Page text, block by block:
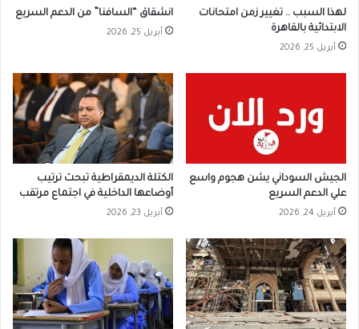
لهذا السبب .. تغيير زمن امتحانات
الابتدائية بالقاهرة
أبريل 25, 2026
انشقاق “السافنا” من الدعم السريع
أبريل 25, 2026
الجيش السوداني يشن هجوم واسع
علي الدعم السريع
أبريل 24, 2026
الكتلة الديمقراطية تبحث ترتيب
أوضاعها الداخلية في اجتماع مرتقب
أبريل 23, 2026